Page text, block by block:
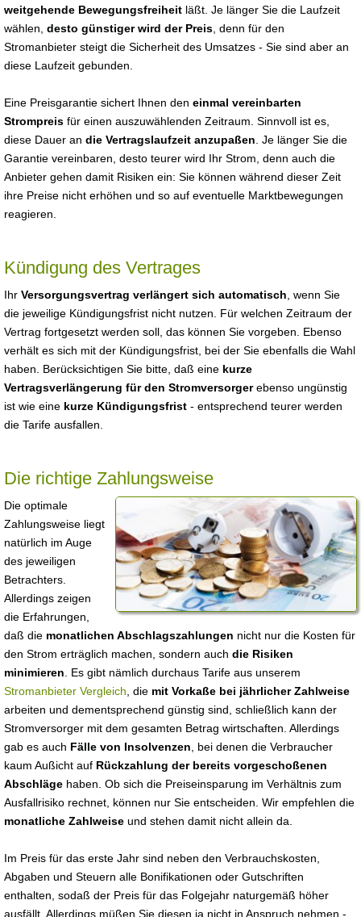
weitgehende Bewegungsfreiheit läßt. Je länger Sie die Laufzeit
wählen, desto günstiger wird der Preis , denn für den
Stromanbieter steigt die Sicherheit des Umsatzes - Sie sind aber an
diese Laufzeit gebunden.
Eine Preisgarantie sichert Ihnen den einmal vereinbarten
Strompreis für einen auszuwählenden Zeitraum. Sinnvoll ist es,
diese Dauer an die Vertragslaufzeit anzupaßen . Je länger Sie die
Garantie vereinbaren, desto teurer wird Ihr Strom, denn auch die
Anbieter gehen damit Risiken ein: Sie können während dieser Zeit
ihre Preise nicht erhöhen und so auf eventuelle Marktbewegungen
reagieren.
Kündigung des Vertrages
Ihr Versorgungsvertrag verlängert sich automatisch , wenn Sie
die jeweilige Kündigungsfrist nicht nutzen. Für welchen Zeitraum der
Vertrag fortgesetzt werden soll, das können Sie vorgeben. Ebenso
verhält es sich mit der Kündigungsfrist, bei der Sie ebenfalls die Wahl
haben. Berücksichtigen Sie bitte, daß eine kurze
Vertragsverlängerung für den Stromversorgerebenso ungünstig
ist wie eine kurze Kündigungsfrist - entsprechend teurer werden
die Tarife ausfallen.
Die richtige Zahlungsweise
Die optimale
Zahlungsweise liegt
natürlich im Auge
des jeweiligen
Betrachters.
Allerdings zeigen
die Erfahrungen,
daß die monatlichen Abschlagszahlungen nicht nur die Kosten für
den Strom erträglich machen, sondern auch die Risiken
minimieren . Es gibt nämlich durchaus Tarife aus unserem
Stromanbieter Vergleich , die mit Vorkaße bei jährlicher Zahlweise
arbeiten und dementsprechend günstig sind, schließlich kann der
Stromversorger mit dem gesamten Betrag wirtschaften. Allerdings
gab es auch Fälle von Insolvenzen , bei denen die Verbraucher
kaum Außicht auf Rückzahlung der bereits vorgeschoßenen
Abschläge haben. Ob sich die Preiseinsparung im Verhältnis zum
Ausfallrisiko rechnet, können nur Sie entscheiden. Wir empfehlen die
monatliche Zahlweise und stehen damit nicht allein da.
Im Preis für das erste Jahr sind neben den Verbrauchskosten,
Abgaben und Steuern alle Bonifikationen oder Gutschriften
enthalten, sodaß der Preis für das Folgejahr naturgemäß höher
ausfällt. Allerdings müßen Sie diesen ja nicht in Anspruch nehmen -